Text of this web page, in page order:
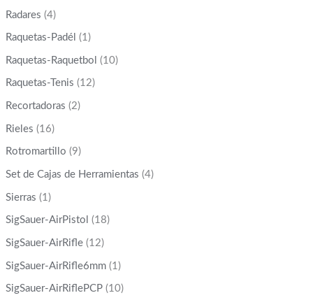
Radares (4)
Raquetas-Padél (1)
Raquetas-Raquetbol (10)
Raquetas-Tenis (12)
Recortadoras (2)
Rieles (16)
Rotromartillo (9)
Set de Cajas de Herramientas (4)
Sierras (1)
SigSauer-AirPistol (18)
SigSauer-AirRifle (12)
SigSauer-AirRifle6mm (1)
SigSauer-AirRiflePCP (10)